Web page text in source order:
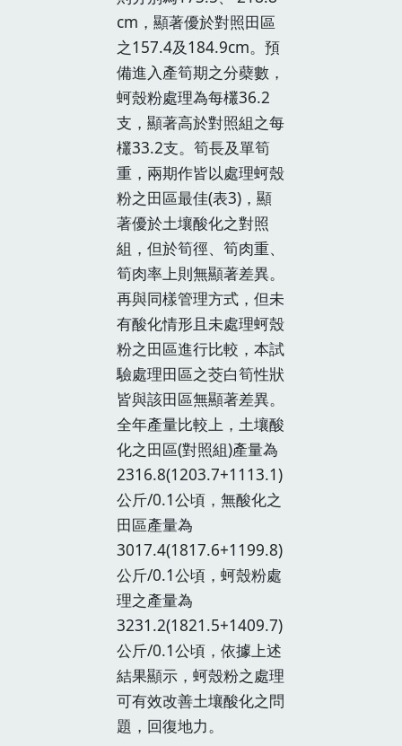
cm，顯著優於對照田區
之157.4及184.9cm。預
備進入產筍期之分蘗數，
蚵殼粉處理為每欉36.2
支，顯著高於對照組之每
欉33.2支。筍長及單筍
重，兩期作皆以處理蚵殼
粉之田區最佳(表3)，顯
著優於土壤酸化之對照
組，但於筍徑、筍肉重、
筍肉率上則無顯著差異。
再與同樣管理方式，但未
有酸化情形且未處理蚵殼
粉之田區進行比較，本試
驗處理田區之茭白筍性狀
皆與該田區無顯著差異。
全年產量比較上，土壤酸
化之田區(對照組)產量為
2316.8(1203.7+1113.1)
公斤/0.1公頃，無酸化之
田區產量為
3017.4(1817.6+1199.8)
公斤/0.1公頃，蚵殼粉處
理之產量為
3231.2(1821.5+1409.7)
公斤/0.1公頃，依據上述
結果顯示，蚵殼粉之處理
可有效改善土壤酸化之問
題，回復地力。